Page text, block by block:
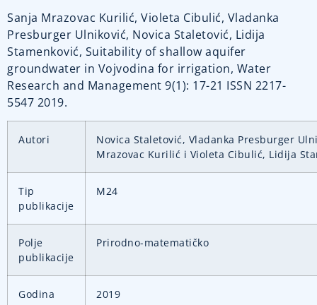
Sanja Mrazovac Kurilić, Violeta Cibulić, Vladanka
Presburger Ulniković, Novica Staletović, Lidija
Stamenković, Suitability of shallow aquifer
groundwater in Vojvodina for irrigation, Water
Research and Management 9(1): 17-21 ISSN 2217-
5547 2019.
Autori
Novica Staletović, Vladanka Presburger
Mrazovac Kurilić i Violeta Cibulić, Lidija
Tip
publikacije
M24
Polje
publikacije
Prirodno-matematičko
Godina 2019